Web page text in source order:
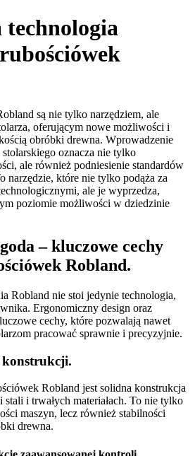
technologia
są nie tylko narzędziem, ale
oferującym nowe możliwości i
obróbki drewna. Wprowadzenie
oznacza nie tylko
ale również podniesienie standardów
narzędzie, które nie tylko podąża za
ale je wyprzedza,
poziomie możliwości w dziedzinie
– kluczowe cechy
Robland.
Robland nie stoi jedynie technologia,
Ergonomiczny design oraz
cechy, które pozwalają nawet
pracować sprawnie i precyzyjnie.
konstrukcji.
Robland jest solidna konstrukcja
i trwałych materiałach. To nie tylko
maszyn, lecz również stabilności
drewna.